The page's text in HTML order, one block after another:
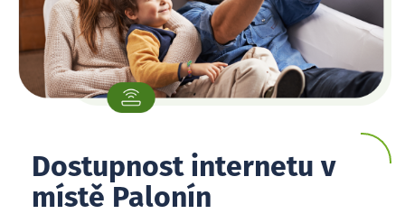
Dostupnost internetu v
místě Palonín